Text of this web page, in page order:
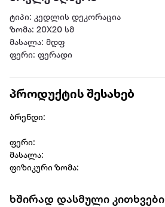
ტიპი: კედლის დეკორაცია
ზომა: 20X20 სმ
მასალა: მდფ
ფერი: ფერადი
პროდუქტის შესახებ
ბრენდი:
ფერი:
მასალა:
ფიზიკური ზომა:
ხშირად დასმული კითხვები